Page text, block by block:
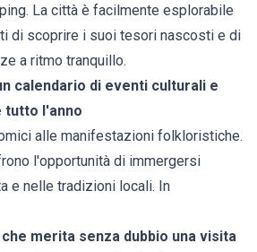
La città è facilmente esplorabile
di scoprire i suoi tesori nascosti e di
a ritmo tranquillo.
calendario di eventi culturali e
tutto l'anno
alle manifestazioni folkloristiche.
l'opportunità di immergersi
e nelle tradizioni locali. In
merita senza dubbio una visita